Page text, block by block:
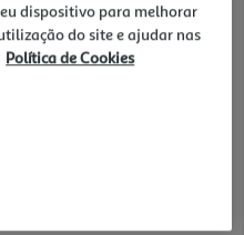
dispositivo para melhorar
do site e ajudar nas
Política de Cookies